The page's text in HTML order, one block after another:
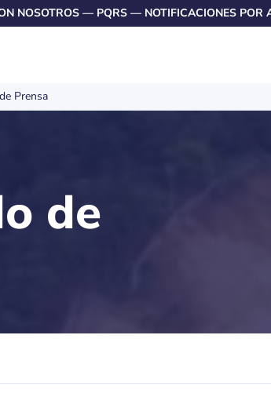
NOSOTROS — PQRS — NOTIFICACIONES POR
Prensa
de